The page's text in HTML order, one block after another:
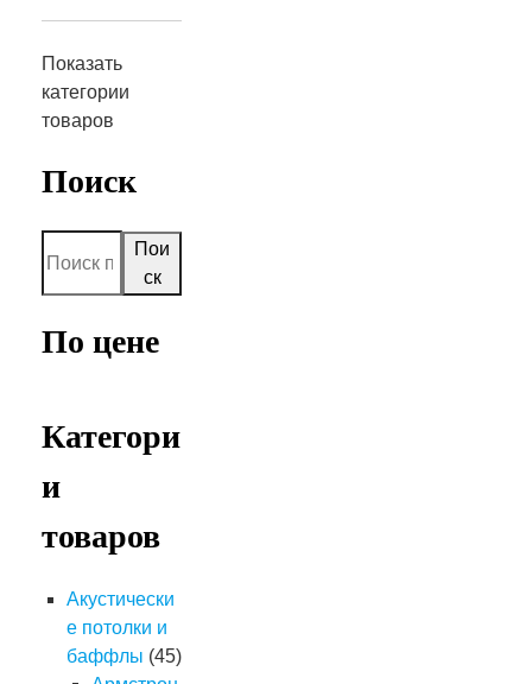
Показать
категории
товаров
Поиск
Пои
ск
По цене
Категори
и
товаров
Акустически
е потолки и
баффлы (45)